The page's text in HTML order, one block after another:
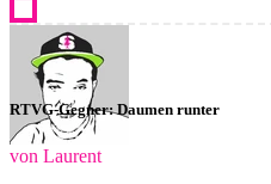
RTVG-Gegner: Daumen runter
von Laurent